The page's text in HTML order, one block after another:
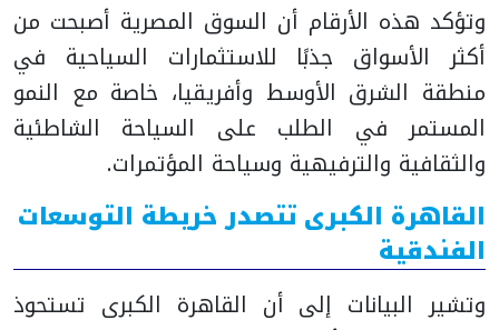
وتؤكد هذه الأرقام أن السوق المصرية أصبحت من
أكثر الأسواق جذبًا للاستثمارات السياحية في
منطقة الشرق الأوسط وأفريقيا، خاصة مع النمو
المستمر في الطلب على السياحة الشاطئية
والثقافية والترفيهية وسياحة المؤتمرات.
القاهرة الكبرى تتصدر خريطة التوسعات
الفندقية
وتشير البيانات إلى أن القاهرة الكبرى تستحوذ